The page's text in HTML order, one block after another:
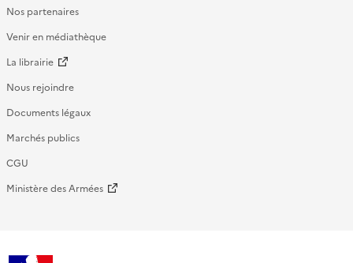
Nos partenaires
Venir en médiathèque
La librairie
Nous rejoindre
Documents légaux
Marchés publics
CGU
Ministère des Armées
française - ECPAD